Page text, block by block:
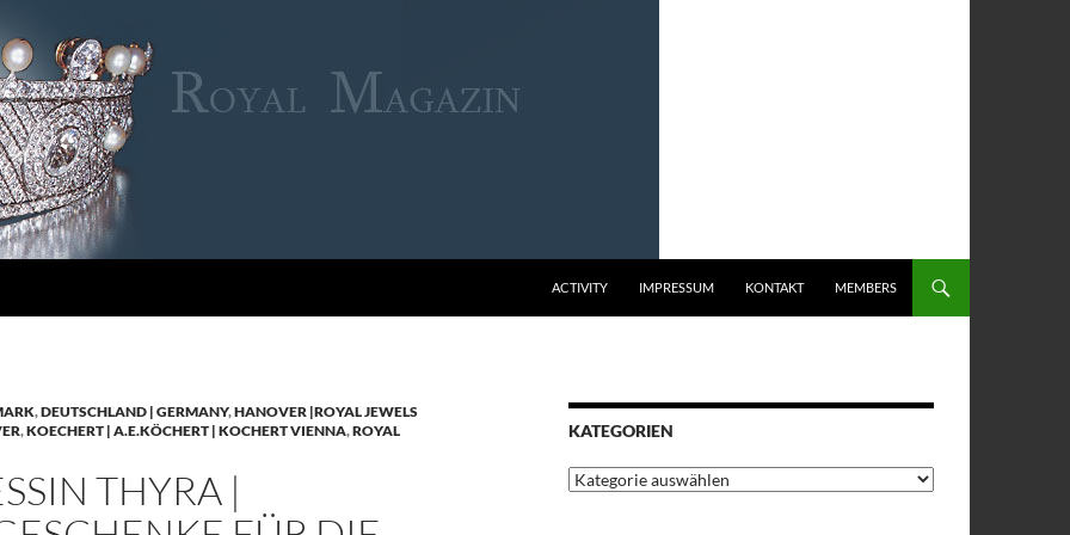
ACTIVITY IMPRESSUM KONTAKT MEMBERS
,DEUTSCHLAND | GERMANY,HANOVER |ROYAL JEWELS
,KOECHERT | A.E.KÖCHERT | KOCHERT VIENNA,ROYAL
THYRA |
KATEGORIEN
Kategorien